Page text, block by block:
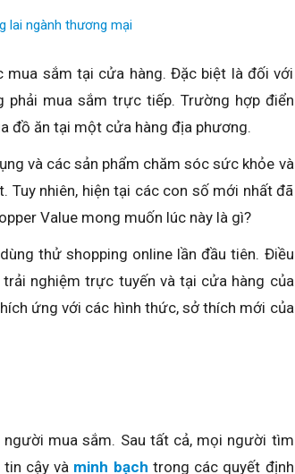
lai ngành thương mại
mua sắm tại cửa hàng. Đặc biệt là đối với
mua sắm trực tiếp. Trường hợp điển
đồ ăn tại một cửa hàng địa phương.
và các sản phẩm chăm sóc sức khỏe và
nhiên, hiện tại các con số mới nhất đã
Value mong muốn lúc này là gì?
thử shopping online lần đầu tiên. Điều
nghiệm trực tuyến và tại cửa hàng của
ứng với các hình thức, sở thích mới của
mua sắm. Sau tất cả, mọi người tìm
tin cậy và minh bạch trong các quyết định